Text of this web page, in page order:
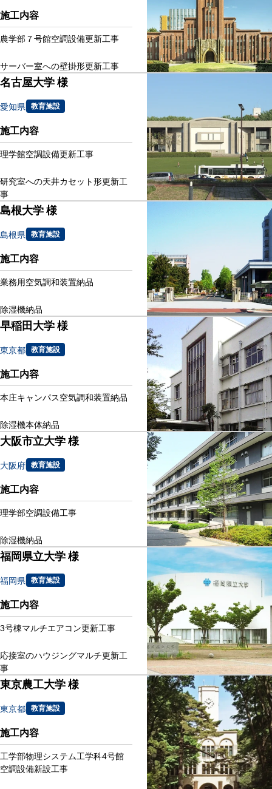
施工内容
農学部７号館空調設備更新工事
サーバー室への壁掛形更新工事
名古屋大学 様
愛知県 教育施設
施工内容
理学館空調設備更新工事
研究室への天井カセット形更新工
事
島根大学 様
島根県 教育施設
施工内容
業務用空気調和装置納品
除湿機納品
早稲田大学 様
東京都 教育施設
施工内容
本庄キャンパス空気調和装置納品
除湿機本体納品
大阪市立大学 様
大阪府 教育施設
施工内容
理学部空調設備工事
除湿機納品
福岡県立大学 様
福岡県 教育施設
施工内容
3号棟マルチエアコン更新工事
応接室のハウジングマルチ更新工
事
東京農工大学 様
東京都 教育施設
施工内容
工学部物理システム工学科4号館
空調設備新設工事